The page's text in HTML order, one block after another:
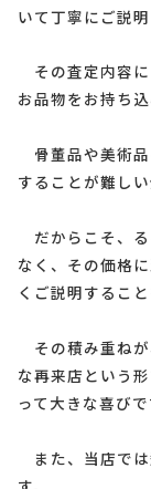
いて丁寧にご説
その査定内容
お品物をお持ち
骨董品や美術
することが難しい
だからこそ、
なく、その価格
くご説明するこ
その積み重ねが
な再来店という
って大きな喜びで
また、当店では